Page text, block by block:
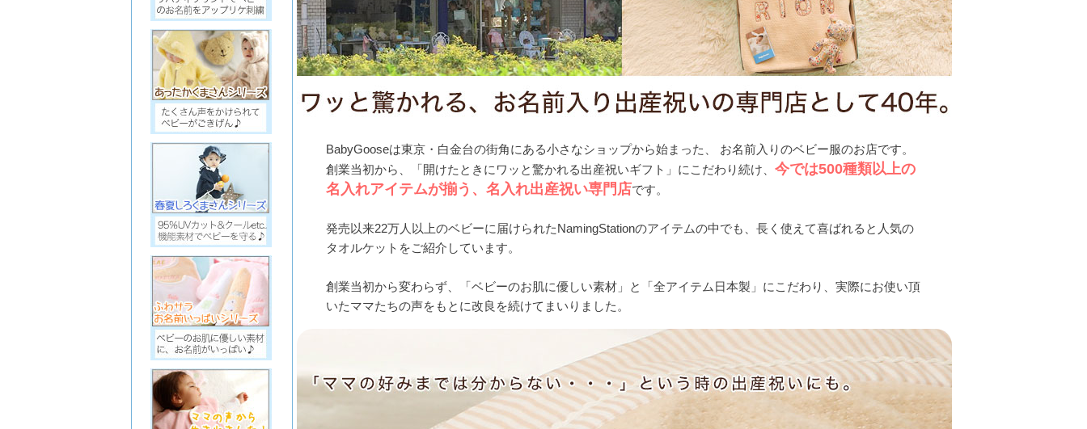
BabyGooseは東京・白金台の街角にある小さなショップから始まった、 お名前入りのベビー服のお店です。
創業当初から、「開けたときにワッと驚かれる出産祝いギフト」にこだわり続け、今では500種類以上の
名入れアイテムが揃う、名入れ出産祝い専門店です。
発売以来22万人以上のベビーに届けられたNamingStationのアイテムの中でも、長く使えて喜ばれると人気の
タオルケットをご紹介しています。
創業当初から変わらず、「ベビーのお肌に優しい素材」と「全アイテム日本製」にこだわり、実際にお使い頂
いたママたちの声をもとに改良を続けてまいりました。